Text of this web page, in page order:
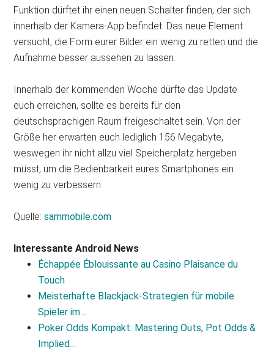
Funktion dürftet ihr einen neuen Schalter finden, der sich
innerhalb der Kamera-App befindet. Das neue Element
versucht, die Form eurer Bilder ein wenig zu retten und die
Aufnahme besser aussehen zu lassen.
Innerhalb der kommenden Woche dürfte das Update
euch erreichen, sollte es bereits für den
deutschsprachigen Raum freigeschaltet sein. Von der
Größe her erwarten euch lediglich 156 Megabyte,
weswegen ihr nicht allzu viel Speicherplatz hergeben
müsst, um die Bedienbarkeit eures Smartphones ein
wenig zu verbessern.
Quelle:sammobile.com
Interessante Android News
Échappée Éblouissante au Casino Plaisance du
Touch
Meisterhafte Blackjack‑Strategien für mobile
Spieler im…
Poker Odds Kompakt: Mastering Outs, Pot Odds &
Implied…